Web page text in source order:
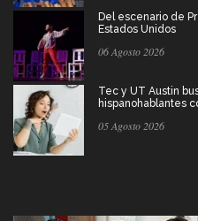
Del escenario de
Estados Unidos
06 Agosto 2026
Tec y UT Austin
hispanohablantes
05 Agosto 2026